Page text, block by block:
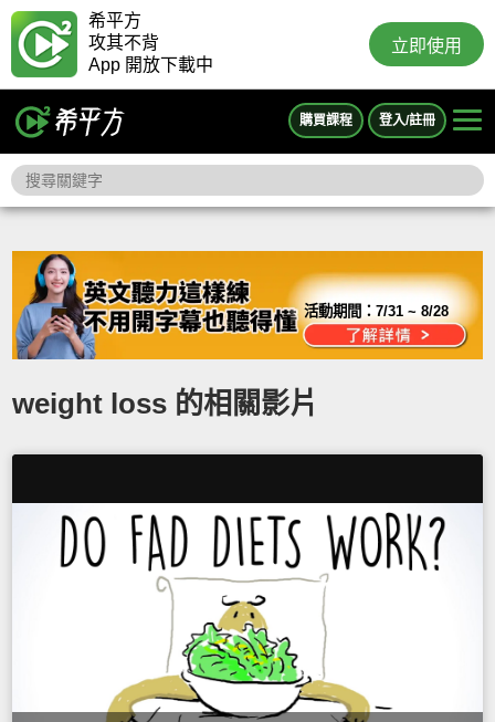
希平方
攻其不背
App 開放下載中
立即使用
購買課程 登入/註冊
活動期間：7/31 ~ 8/28
weight loss 的相關影片